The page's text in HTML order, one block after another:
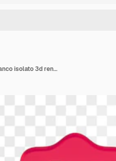
Set di icone di percentuale di vetro rosso su uno sfondo bianco isolato 3d rendering illustrazione